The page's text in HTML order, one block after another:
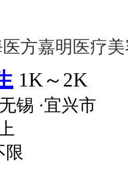
方嘉明医疗
1K～2K
锡 ·宜兴市
限